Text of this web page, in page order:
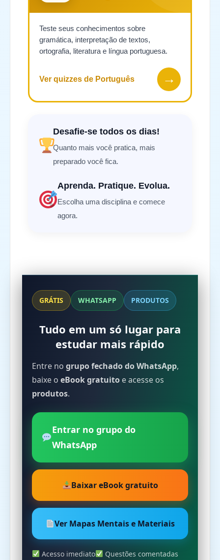
Teste seus conhecimentos sobre
gramática, interpretação de textos,
ortografia, literatura e língua portuguesa.
Ver quizzes de Português →
Desafie-se todos os dias!
Quanto mais você pratica, mais
preparado você fica.
Aprenda. Pratique. Evolua.
Escolha uma disciplina e comece
agora.
GRÁTIS WHATSAPP PRODUTOS
Tudo em um só lugar para
estudar mais rápido
Entre no grupo fechado do WhatsApp,
baixe o eBook gratuito e acesse os
produtos.
Entrar no grupo do
WhatsApp
Baixar eBook gratuito
Ver Mapas Mentais e Materiais
Acesso imediato
Questões comentadas